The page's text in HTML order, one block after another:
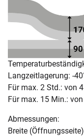
Langzeitlagerung: -
Für max. 2 Std.: von
Für max. 15 Min.: von
Abmessungen:
Breite